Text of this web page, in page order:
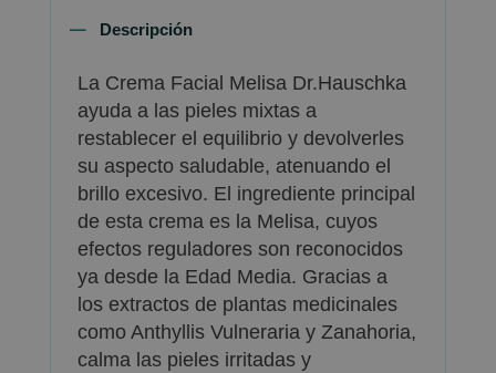
Descripción
La Crema Facial Melisa Dr.Hauschka
ayuda a las pieles mixtas a
restablecer el equilibrio y devolverles
su aspecto saludable, atenuando el
brillo excesivo. El ingrediente principal
de esta crema es la Melisa, cuyos
efectos reguladores son reconocidos
ya desde la Edad Media. Gracias a
los extractos de plantas medicinales
como Anthyllis Vulneraria y Zanahoria,
calma las pieles irritadas y